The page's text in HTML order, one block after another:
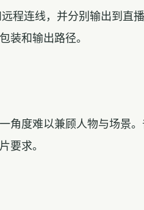
程连线，并分别输出到直播
装和输出路径。
角度难以兼顾人物与场景
要求。